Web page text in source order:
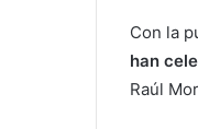
Con la
han
Raúl